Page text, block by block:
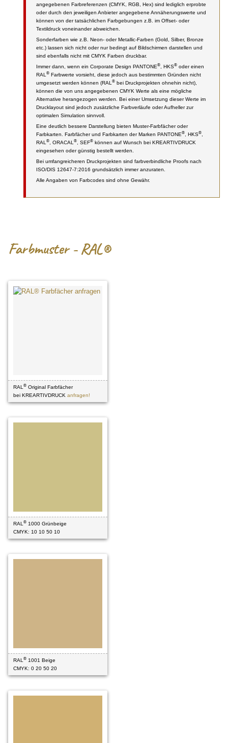
angegebenen Farbreferenzen (CMYK, RGB, Hex) sind lediglich erprobte
oder durch den jeweiligen Anbieter angegebene Annäherungswerte und
können von der tatsächlichen Farbgebungen z.B. im Offset- oder
Textildruck voneinander abweichen.
Sonderfarben wie z.B. Neon- oder Metallic-Farben (Gold, Silber, Bronze
etc.) lassen sich nicht oder nur bedingt auf Bildschirmen darstellen und
sind ebenfalls nicht mit CMYK Farben druckbar.
Immer dann, wenn ein Corporate Design PANTONE®, HKS® oder einen
RAL® Farbwerte vorsieht, diese jedoch aus bestimmten Gründen nicht
umgesetzt werden können (RAL® bei Druckprojekten ohnehin nicht),
können die von uns angegebenen CMYK Werte als eine mögliche
Alternative herangezogen werden. Bei einer Umsetzung dieser Werte im
Drucklayout sind jedoch zusätzliche Farbverläufe oder Aufheller zur
optimalen Simulation sinnvoll.
Eine deutlich bessere Darstellung bieten Muster-Farbfächer oder
Farbkarten. Farbfächer und Farbkarten der Marken PANTONE®, HKS®,
RAL®, ORACAL®, SEF® können auf Wunsch bei KREARTIVDRUCK
eingesehen oder günstig bestellt werden.
Bei umfangreicheren Druckprojekten sind farbverbindliche Proofs nach
ISO/DIS 12647-7:2016 grundsätzlich immer anzuraten.
Alle Angaben von Farbcodes sind ohne Gewähr.
Farbmuster- RAL®
RAL® Original Farbfächer
bei KREARTIVDRUCK anfragen!
RAL® 1000 Grünbeige
CMYK: 10 10 50 10
RAL® 1001 Beige
CMYK: 0 20 50 20